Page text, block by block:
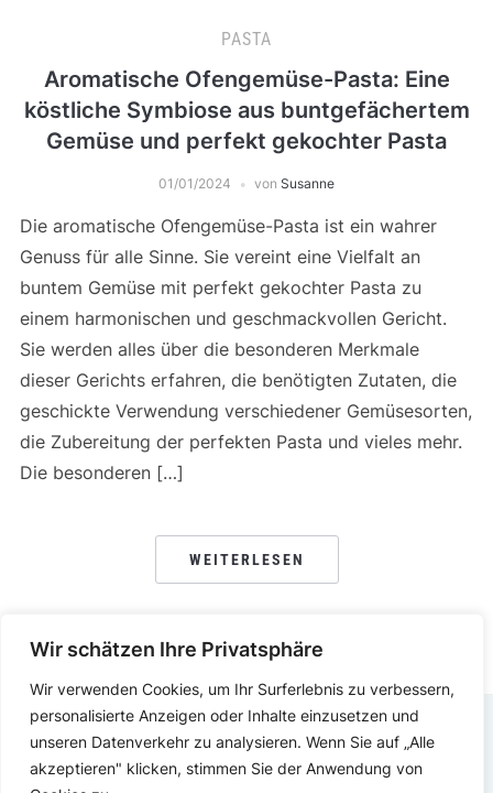
Wir schätzen Ihre Privatsphäre
Wir verwenden Cookies, um Ihr Surferlebnis zu verbessern,
personalisierte Anzeigen oder Inhalte einzusetzen und
unseren Datenverkehr zu analysieren. Wenn Sie auf „Alle
akzeptieren" klicken, stimmen Sie der Anwendung von
PASTA
Aromatische Ofengemüse-Pasta: Eine
köstliche Symbiose aus buntgefächertem
Gemüse und perfekt gekochter Pasta
01/01/2024 von Susanne
Die aromatische Ofengemüse-Pasta ist ein wahrer
Genuss für alle Sinne. Sie vereint eine Vielfalt an
buntem Gemüse mit perfekt gekochter Pasta zu
einem harmonischen und geschmackvollen Gericht.
Sie werden alles über die besonderen Merkmale
dieser Gerichts erfahren, die benötigten Zutaten, die
geschickte Verwendung verschiedener Gemüsesorten,
die Zubereitung der perfekten Pasta und vieles mehr.
Die besonderen […]
WEITERLESEN
DATENSCHUTZERKLÄRUNG IMPRESSUM